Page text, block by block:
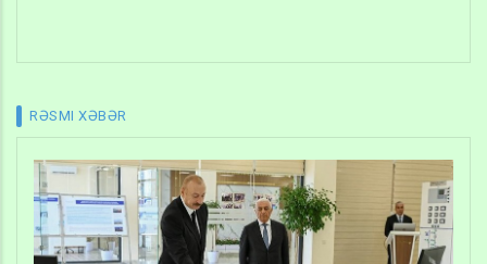
RƏSMI XƏBƏR